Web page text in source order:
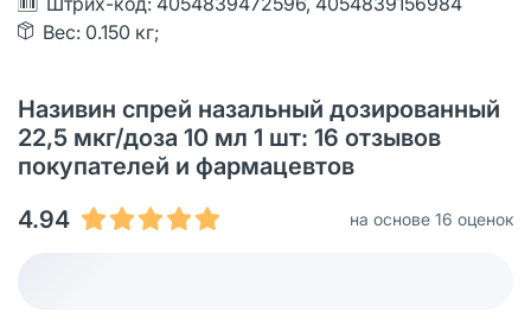
Вес: 0.150 кг;
Називин спрей назальный дозированный
22,5 мкг/доза 10 мл 1 шт: 16 отзывов
покупателей и фармацевтов
4.94
на основе 16 оценок